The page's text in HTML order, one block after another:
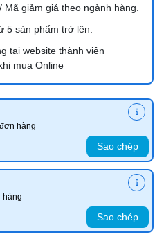
giảm giá theo ngành hàng.
5 sản phẩm trở lên.
tại website thành viên
mua Online
hàng
Sao chép
hàng
Sao chép